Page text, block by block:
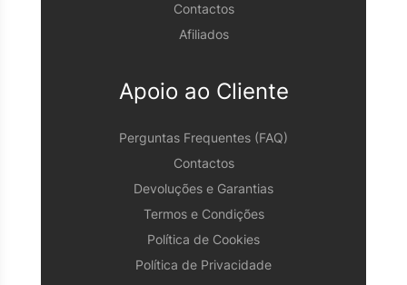
Contactos
Afiliados
Apoio ao Cliente
Perguntas Frequentes (FAQ)
Contactos
Devoluções e Garantias
Termos e Condições
Política de Cookies
Política de Privacidade